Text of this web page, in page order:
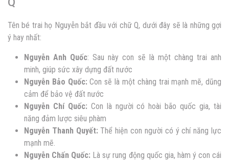
Tên bé trai họ Nguyễn bắt đầu với chữ Q, dưới đây sẽ là những gợi
ý hay nhất:
Nguyễn Anh Quốc: Sau này con sẽ là một chàng trai anh
minh, giúp sức xây dựng đất nước
Nguyễn Bảo Quốc: Con sẽ là một chàng trai mạnh mẽ, dũng
cảm để bảo vệ đất nước
Nguyễn Chí Quốc: Con là người có hoài bão quốc gia, tài
năng đảm lược siêu phàm
Nguyễn Thanh Quyết: Thể hiện con người có ý chí năng lực
mạnh mẽ.
Nguyễn Chấn Quốc: Là sự rung động quốc gia, hàm ý con cái